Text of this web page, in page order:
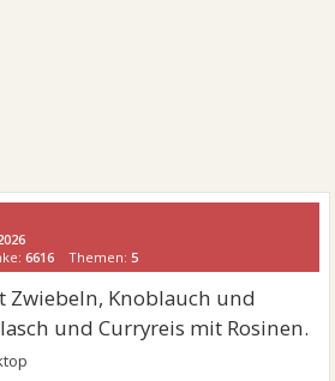
6616 Themen: 5
Zwiebeln, Knoblauch und
und Curryreis mit Rosinen.